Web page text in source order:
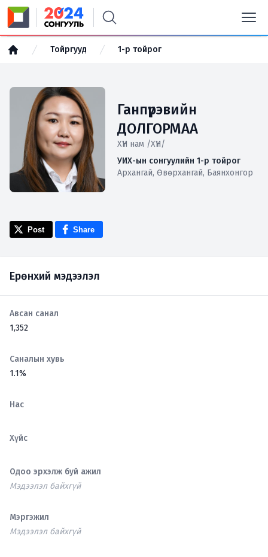
Тойргууд 1-р тойрог
Ганпүрэвийн
ДОЛГОРМАА
ХҮН нам /ХҮН/
УИХ-ын сонгуулийн 1-р тойрог
Архангай, Өвөрхангай, Баянхонгор
Post Share
Ерөнхий мэдээлэл
Авсан санал
1,352
Саналын хувь
1.1%
Нас
Хүйс
Одоо эрхэлж буй ажил
Мэдээлэл байхгүй
Мэргэжил
Мэдээлэл байхгүй